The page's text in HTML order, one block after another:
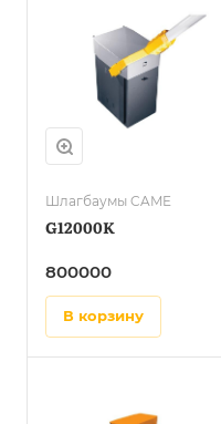
Шлагбаумы CAME
G12000K
800000
в корзину